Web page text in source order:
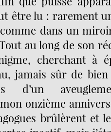
être lu : rarement
dans un
au long de son
cherchant à
jamais sûr de
d’un
onzième
brûlèrent et